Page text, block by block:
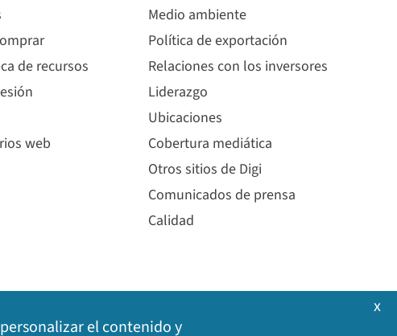
de recursos
web
Medio ambiente
Política de exportación
Relaciones con los inversores
Liderazgo
Ubicaciones
Cobertura mediática
Otros sitios de Digi
Comunicados de prensa
Calidad
el contenido y
x